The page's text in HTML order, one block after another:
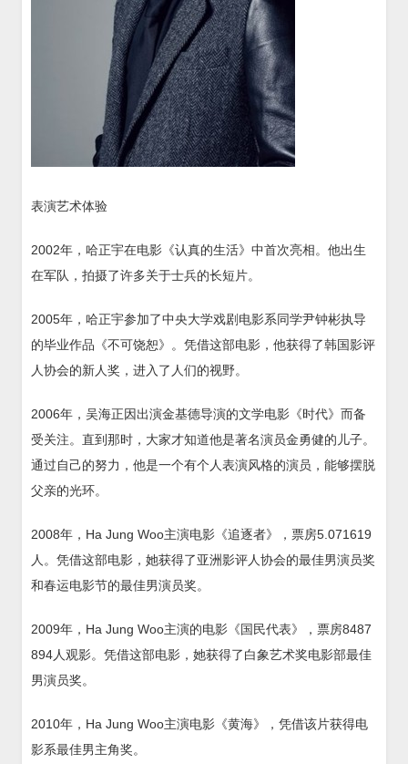
表演艺术体验
2002年，哈正宇在电影《认真的生活》中首次亮相。他出生
在军队，拍摄了许多关于士兵的长短片。
2005年，哈正宇参加了中央大学戏剧电影系同学尹钟彬执导
的毕业作品《不可饶恕》。凭借这部电影，他获得了韩国影评
人协会的新人奖，进入了人们的视野。
2006年，吴海正因出演金基德导演的文学电影《时代》而备
受关注。直到那时，大家才知道他是著名演员金勇健的儿子。
通过自己的努力，他是一个有个人表演风格的演员，能够摆脱
父亲的光环。
2008年，Ha Jung Woo主演电影《追逐者》，票房5.071619
人。凭借这部电影，她获得了亚洲影评人协会的最佳男演员奖
和春运电影节的最佳男演员奖。
2009年，Ha Jung Woo主演的电影《国民代表》，票房8487
894人观影。凭借这部电影，她获得了白象艺术奖电影部最佳
男演员奖。
2010年，Ha Jung Woo主演电影《黄海》，凭借该片获得电
影系最佳男主角奖。